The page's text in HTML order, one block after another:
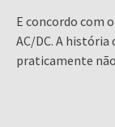
E concordo com
AC/DC. A história
praticamente